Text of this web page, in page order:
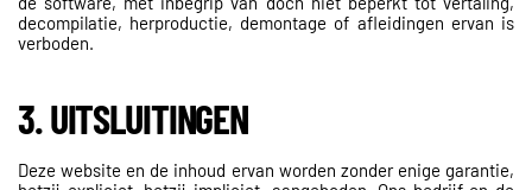
decompilatie, herproductie, demontage of afleidingen ervan is
verboden.
3. UITSLUITINGEN
Deze website en de inhoud ervan worden zonder enige garantie,